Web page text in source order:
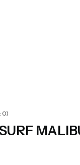
0. Zobacz szczegóły
0)